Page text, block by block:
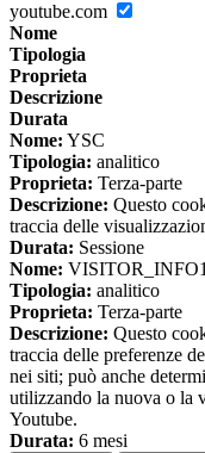
youtube.com
Nome
Tipologia
Proprieta
Descrizione
Durata
Nome: YSC
Tipologia: analitico
Proprieta: Terza-parte
Descrizione: Questo
traccia delle
Durata: Sessione
Nome:
Tipologia: analitico
Proprieta: Terza-parte
Descrizione: Questo
traccia delle preferenze
nei siti; può anche
utilizzando la nuova o la
Youtube.
Durata: 6 mesi